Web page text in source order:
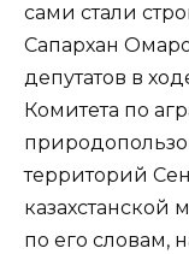
сами стали
Сапархан
депутатов в
Комитета по
территорий
казахстанской
по его словам,